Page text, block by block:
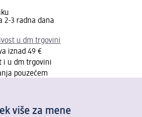
2-3 radna dana
u dm trgovini
iznad 49 €
i u dm trgovini
pouzećem
više za mene